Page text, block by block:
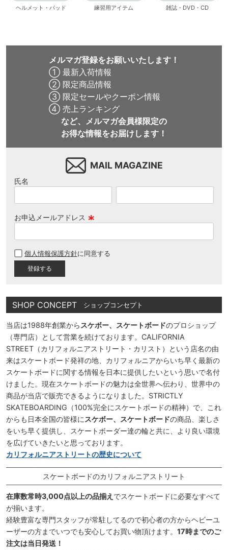
ヘルメット・パッド 練習用アイテム 雑誌・DVD・CD
メルマガ登録をお願いいたします！
① 最新入荷情報
② 限定商品情報
③ 限定セールやクーポン情報
④ 売上ランキング
など、メルマガ会員様限定の
お得な情報をお届けします！
MAIL MAGAZINE
氏名
お申込メールアドレス
須
個人情報保護方針に同意する
SHOP CONCEPT ショップコンセプト
当店は1988年創業から スケボー、スケートボードのプロショップ
（専門店）として営業を続けております。CALIFORNIA
STREET（カリフォルニアストリート・カリスト）という店名の由
来はスケートボード発祥の地、カリフォルニアからいち早く最新の
スケートボードに関する情報を日本に提供したいという思いで名付
けました。現在スケートボードの魅力は全世界へ伝わり、世界中の
商品が当店で販売できるようになりました。STRICTLY
SKATEBOARDING（100%完全にスケートボードの精神）で、これ
からも日本全国の皆様に スケボー、スケートボードの商品、楽しさ
をいち早く提供し、スケートボーダー達の輪と共に、より良い環境
を広げていきたいと思っております。
カリフォルニアストリートの歴史について
スケートボードのカリフォルニアストリート
在庫数常時3,000点以上の品揃え でスケートボードに必要なすべて
が揃います。
経験豊富な専門スタッフが常駐してるので初心者の方からヘビーユ
ーザーの方までいつでも安心してお買い物頂けます。 17時までのご
注文は当日発送！